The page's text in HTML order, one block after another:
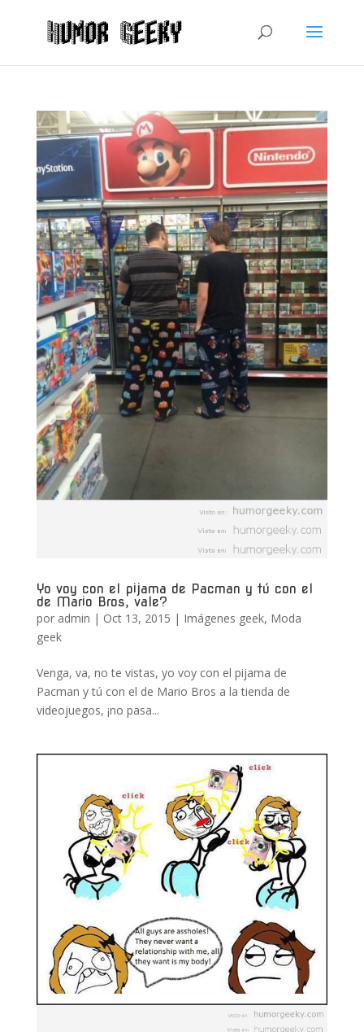
Yo voy con el pijama de Pacman y tú con el
de Mario Bros, vale?
por admin | Oct 13, 2015 | Imágenes geek, Moda
geek
Venga, va, no te vistas, yo voy con el pijama de
Pacman y tú con el de Mario Bros a la tienda de
videojuegos, ¡no pasa...